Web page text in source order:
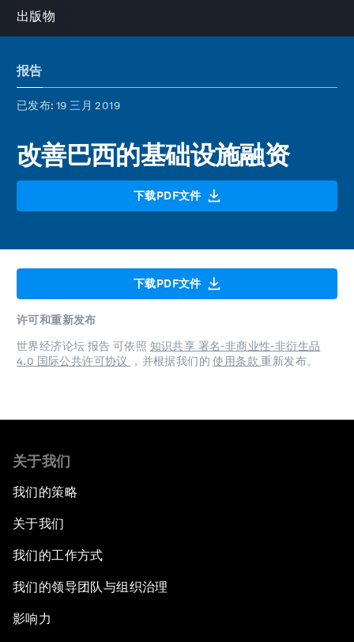
出版物
报告
已发布: 19 三月 2019
改善巴西的基础设施融资
下载PDF文件
下载PDF文件
许可和重新发布
世界经济论坛 报告 可依照 知识共享 署名-非商业性-非衍生品
4.0 国际公共许可协议
，并根据我们的使用条款重新发布。
关于我们
我们的策略
关于我们
我们的工作方式
我们的领导团队与组织治理
影响力